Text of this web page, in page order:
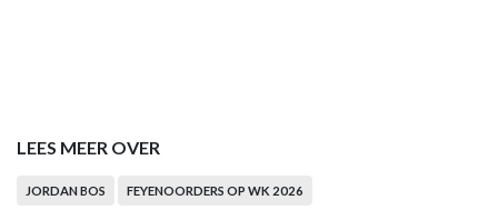
LEES MEER OVER
JORDAN BOS FEYENOORDERS OP WK 2026